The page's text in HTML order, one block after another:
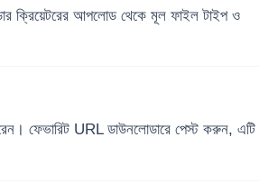
ক্রিয়েটরের আপলোড থেকে মূল ফাইল টাইপ ও
ফেভারিট URL ডাউনলোডারে পেস্ট করুন, এটি